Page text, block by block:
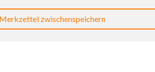
zwischenspeichern